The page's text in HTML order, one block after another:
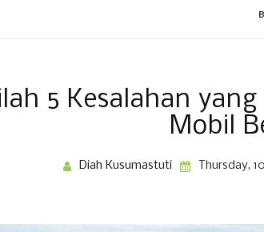
5 Kesalahan yang
Mobil
Diah Kusumastuti Thursday,